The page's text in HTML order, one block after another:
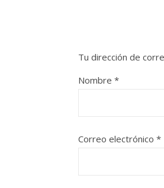
Tu dirección de
Nombre *
Correo electrónico *